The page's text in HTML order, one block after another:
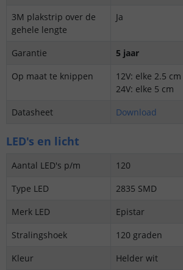
3M plakstrip over de
gehele lengte
Ja
Garantie
5 jaar
Op maat te knippen
12V: elke 2.5 cm
24V: elke 5 cm
Datasheet
Download
LED's en licht
Aantal LED's p/m
120
Type LED
2835 SMD
Merk LED
Epistar
Stralingshoek
120 graden
Kleur
Helder wit